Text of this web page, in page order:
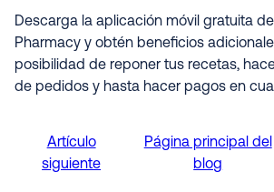
Descarga la aplicación móvil gratuita
Pharmacy y obtén beneficios
posibilidad de reponer tus recetas,
de pedidos y hasta hacer pagos en
Artículo
siguiente
Página principal del
blog